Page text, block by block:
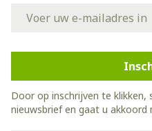
Door op inschrijven te klikken,
nieuwsbrief en gaat u akkoord